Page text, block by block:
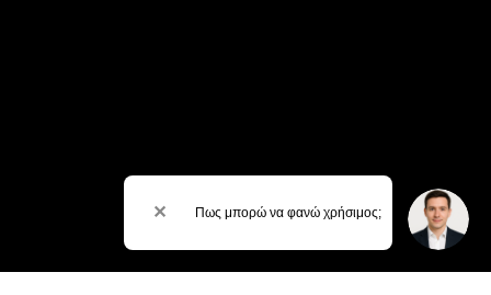
✕ Πως μπορώ να φανώ χρήσιμος;